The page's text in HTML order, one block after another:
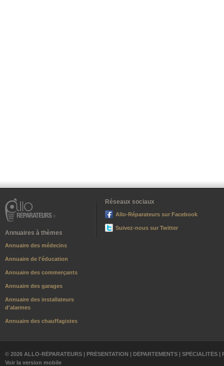
Annuaires à thèmes
Annuaire des médecins
Annuaire de l'éducation
Annuaire des commerçants
Annuaire des garages
Annuaire des installateurs
d'alarmes
Annuaire des chauffagistes
Réseaux sociaux
Allo-Réparateurs sur Facebook
Suivez-nous sur Twitter
© 2026 ALLO-RÉPARATEURS | PRÉSENTATION | DÉPARTEMENTS | SPÉCIALITÉS |
Voir la version mobile